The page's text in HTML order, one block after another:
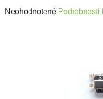
Priemerné hodnotenie
Neohodnotené Podrobnosti